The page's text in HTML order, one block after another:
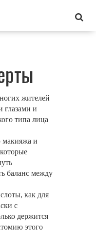
жителей
глазами и
типа лица
макияжа и
баланс между
как для
с
держится
этого